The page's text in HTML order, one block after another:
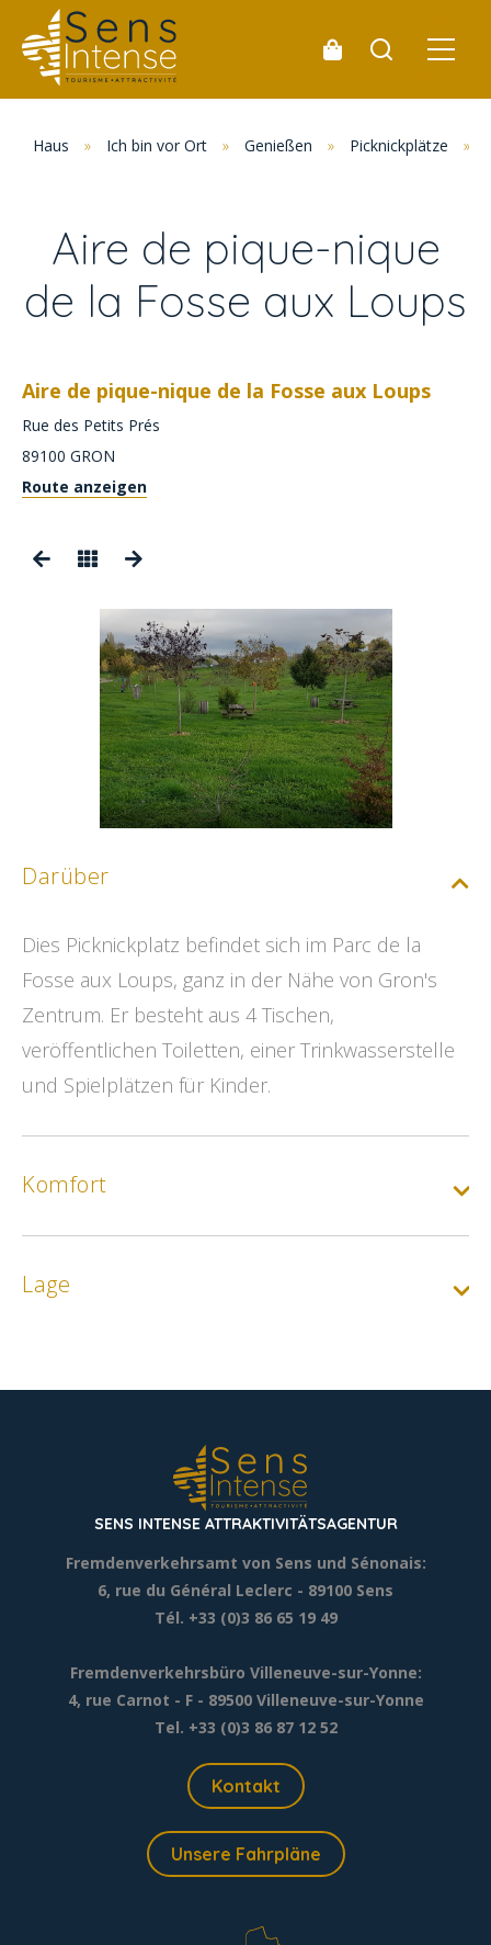
Haus » Ich bin vor Ort » Genießen » Picknickplätze »
Aire de pique-nique
de la Fosse aux Loups
Aire de pique-nique de la Fosse aux Loups
Rue des Petits Prés
89100 GRON
Route anzeigen
Darüber
Dies Picknickplatz befindet sich im Parc de la
Fosse aux Loups, ganz in der Nähe von Gron's
Zentrum. Er besteht aus 4 Tischen,
veröffentlichen Toiletten, einer Trinkwasserstelle
und Spielplätzen für Kinder.
Komfort
Lage
SENS INTENSE ATTRAKTIVITÄTSAGENTUR
Fremdenverkehrsamt von Sens und Sénonais:
6, rue du Général Leclerc - 89100 Sens
Tél. +33 (0)3 86 65 19 49
Fremdenverkehrsbüro Villeneuve-sur-Yonne:
4, rue Carnot - F - 89500 Villeneuve-sur-Yonne
Tel. +33 (0)3 86 87 12 52
Kontakt
Unsere Fahrpläne